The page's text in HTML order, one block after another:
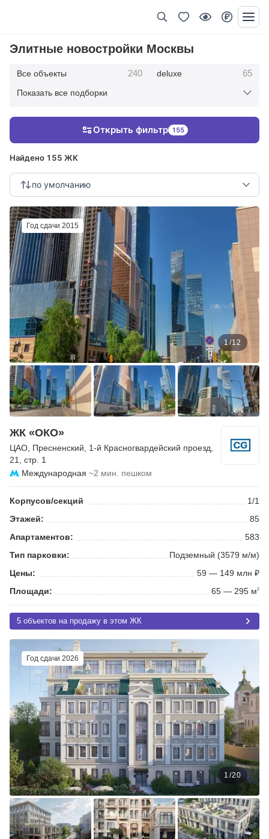
Элитные новостройки Москвы
Все объекты 240 deluxe 65
Жилые кварталы 123 клубные дома
Показать все подборки
Найдено 155 ЖК
по умолчанию
Открыть фильтр 155
Год сдачи 2015
1/12
ЖК «ОКО»
ЦАО Пресненский 1-й Красногвардейский проезд
21, стр. 1
Международная ~2 мин. пешком
Корпусов/секций
1/1
Этажей:
85
Апартаментов:
583
Тип парковки:
Подземный (3579 м/м)
Цены:
59 — 149 млн ₽
Площади:
65 — 295 м2
5 объектов на продажу в этом ЖК
Год сдачи 2026
1 /20